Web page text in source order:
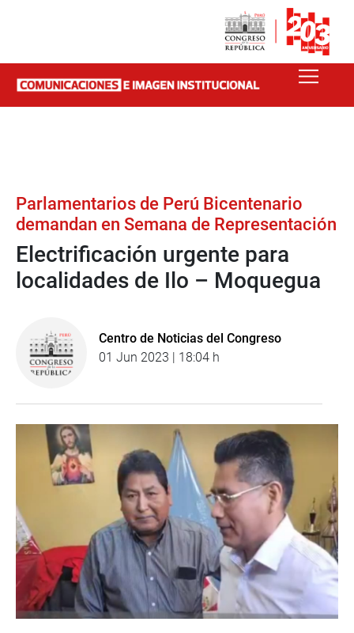
Parlamentarios de Perú Bicentenario
demandan en Semana de Representación
Electrificación urgente para
localidades de Ilo – Moquegua
Centro de Noticias del Congreso
01 Jun 2023 | 18:04 h